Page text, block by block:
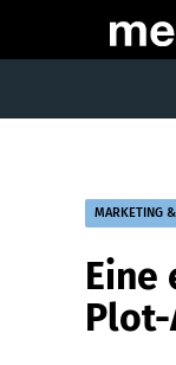
MARKETING
Eine